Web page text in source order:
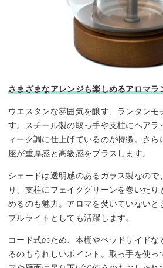
さまざまなアレンジも楽しめるアロマラ
ウエスタンな雰囲気を醸す、ランタン
す。スチール製の取っ手や支柱にヘアラ
ィーク調に仕上げているのが特徴。さ
座が重厚感と高級感をプラスします。
シェードは透明感のあるガラス製なので
り、支柱にフェイクグリーンを巻いたり
めるのも魅力。アロマを焚いていないと
ブルライトとしても活躍します。
コード式のため、本棚やベッドサイドな
るのもうれしいポイント。取っ手を使っ